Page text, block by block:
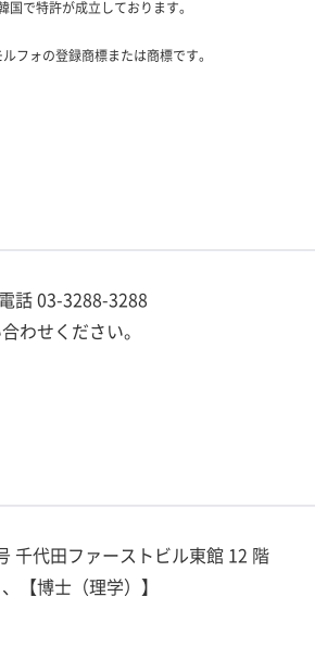
で特許が成立しております。
フォの登録商標または商標です。
話 03-3288-3288
わせください。
千代田ファーストビル東館 12 階
【博士（理学）】